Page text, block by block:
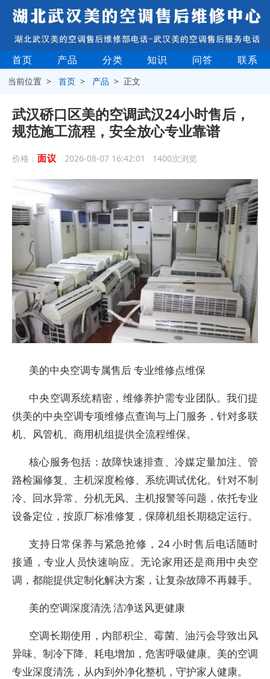
首页 产品 分类 知识 问答 联系
当前位置 >首页 > 产品 > 正文
武汉硚口区美的空调武汉24小时售后，
规范施工流程，安全放心专业靠谱
价格： 面议 2026-08-07 16:42:01 1400次浏览
美的中央空调专属售后 专业维修点维保
中央空调系统精密，维修养护需专业团队。我们提
供美的中央空调专项维修点查询与上门服务，针对多联
机、风管机、商用机组提供全流程维保。
核心服务包括：故障快速排查、冷媒定量加注、管
路检漏修复、主机深度检修、系统调试优化。针对不制
冷、回水异常、分机无风、主机报警等问题，依托专业
设备定位，按原厂标准修复，保障机组长期稳定运行。
支持日常保养与紧急抢修，24 小时售后电话随时
接通，专业人员快速响应。无论家用还是商用中央空
调，都能提供定制化解决方案，让复杂故障不再棘手。
美的空调深度清洗 洁净送风更健康
空调长期使用，内部积尘、霉菌、油污会导致出风
异味、制冷下降、耗电增加，危害呼吸健康。美的空调
专业深度清洗，从内到外净化整机，守护家人健康。